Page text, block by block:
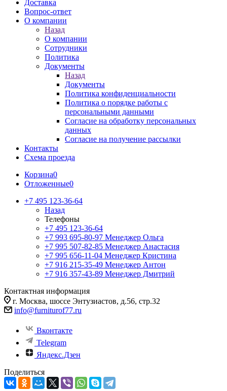
Доставка
Вопрос-ответ
О компании
Назад
О компании
Сотрудники
Политика
Документы
Назад
Документы
Политика конфиденциальности
Политика о порядке работы с
персональными данными
Согласие на обработку персональных
данных
Согласие на получение рассылки
Контакты
Схема проезда
Корзина0
Отложенные0
+7 495 123-36-64
Назад
Телефоны
+7 495 123-36-64
+7 993 695-80-97 Менеджер Ольга
+7 995 507-82-85 Менеджер Анастасия
+7 995 656-11-04 Менеджер Кристина
+7 916 215-35-49 Менеджер Антон
+7 916 357-43-89 Менеджер Дмитрий
Контактная информация
г. Москва, шоссе Энтузиастов, д.56, стр.32
info@furniturof77.ru
Вконтакте
Telegram
Яндекс.Дзен
Поделиться